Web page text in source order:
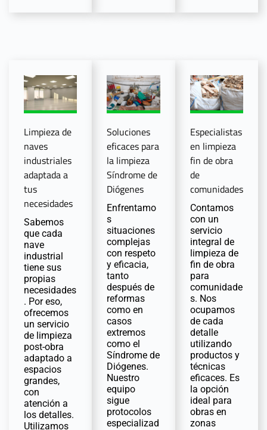
Limpieza de
naves
industriales
adaptada a
tus
necesidades
Sabemos
que cada
nave
industrial
tiene sus
propias
necesidades
. Por eso,
ofrecemos
un servicio
de limpieza
post-obra
adaptado a
espacios
grandes,
con
atención a
los detalles.
Utilizamos
Soluciones
eficaces para
la limpieza
Síndrome de
Diógenes
Enfrentamo
s
situaciones
complejas
con respeto
y eficacia,
tanto
después de
reformas
como en
casos
extremos
como el
Síndrome de
Diógenes.
Nuestro
equipo
sigue
protocolos
especializad
Especialistas
en limpieza
fin de obra
de
comunidades
Contamos
con un
servicio
integral de
limpieza de
fin de obra
para
comunidade
s. Nos
ocupamos
de cada
detalle
utilizando
productos y
técnicas
eficaces. Es
la opción
ideal para
obras en
zonas